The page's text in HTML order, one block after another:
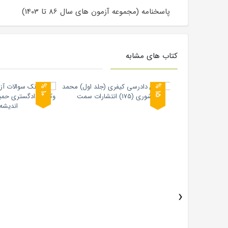
پاسخنامه (مجموعه آزمون های سال 86 تا 1403)
کتاب های مشابه
1
5
%
1
0
%
›